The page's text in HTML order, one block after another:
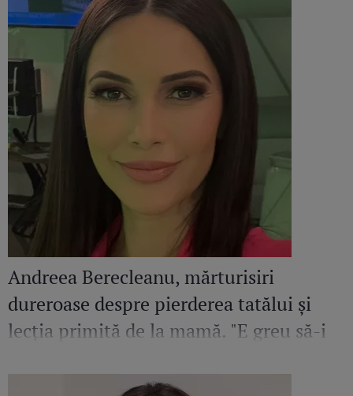
Andreea Berecleanu, mărturisiri
dureroase despre pierderea tatălui și
lecția primită de la mamă. "E greu să-i